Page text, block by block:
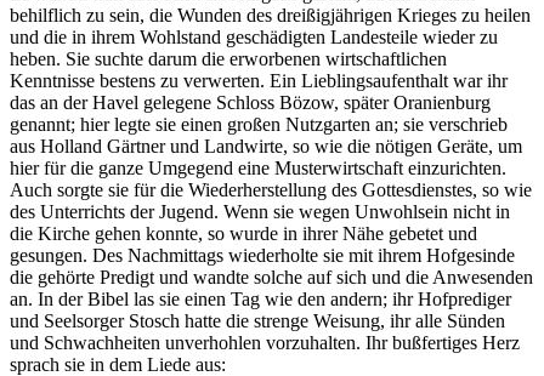
behilflich zu sein, die Wunden des dreißigjährigen Krieges zu heilen
und die in ihrem Wohlstand geschädigten Landesteile wieder zu
heben. Sie suchte darum die erworbenen wirtschaftlichen
Kenntnisse bestens zu verwerten. Ein Lieblingsaufenthalt war ihr
das an der Havel gelegene Schloss Bözow, später Oranienburg
genannt; hier legte sie einen großen Nutzgarten an; sie verschrieb
aus Holland Gärtner und Landwirte, so wie die nötigen Geräte, um
hier für die ganze Umgegend eine Musterwirtschaft einzurichten.
Auch sorgte sie für die Wiederherstellung des Gottesdienstes, so wie
des Unterrichts der Jugend. Wenn sie wegen Unwohlsein nicht in
die Kirche gehen konnte, so wurde in ihrer Nähe gebetet und
gesungen. Des Nachmittags wiederholte sie mit ihrem Hofgesinde
die gehörte Predigt und wandte solche auf sich und die Anwesenden
an. In der Bibel las sie einen Tag wie den andern; ihr Hofprediger
und Seelsorger Stosch hatte die strenge Weisung, ihr alle Sünden
und Schwachheiten unverhohlen vorzuhalten. Ihr bußfertiges Herz
sprach sie in dem Liede aus:
einige
Funktionen
von der
Website.
Marketing
Indem Sie uns Ihre
Interessen und Ihr
Verhalten beim
Besuch unserer
Website mitteilen,
erhöhen Sie die
Wahrscheinlichkeit,
personalisierte
Inhalte und